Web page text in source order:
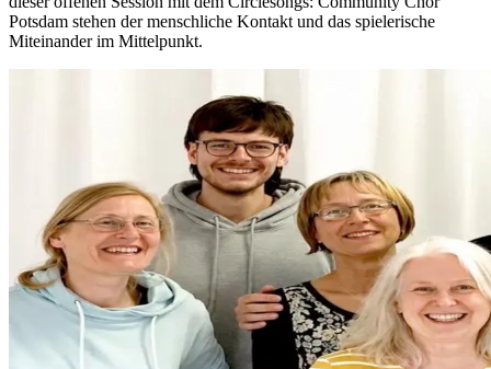
Potsdam stehen der menschliche Kontakt und das spielerische
Miteinander im Mittelpunkt.